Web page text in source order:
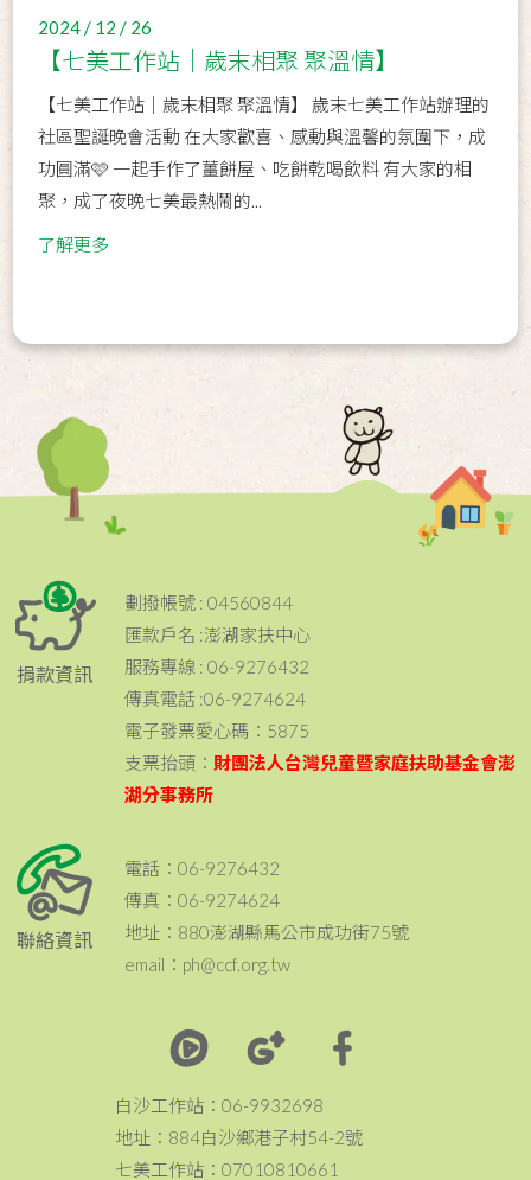
2024 / 12 / 26
【七美工作站│歲末相聚 聚溫情】
【七美工作站│歲末相聚 聚溫情】 歲末七美工作站辦理的
社區聖誕晚會活動 在大家歡喜、感動與溫馨的氛圍下，成
功圓滿🩷 一起手作了薑餅屋、吃餅乾喝飲料 有大家的相
聚，成了夜晚七美最熱鬧的...
了解更多
捐款資訊
劃撥帳號 : 04560844
匯款戶名 :澎湖家扶中心
服務專線 : 06-9276432
傳真電話 :06-9274624
電子發票愛心碼：5875
支票抬頭： 財團法人台灣兒童暨家庭扶助基金會澎
湖分事務所
聯絡資訊
電話：06-9276432
傳真：06-9274624
地址：880澎湖縣馬公市成功街75號
email：ph@ccf.org.tw
白沙工作站：06-9932698
地址：884白沙鄉港子村54-2號
七美工作站：07010810661